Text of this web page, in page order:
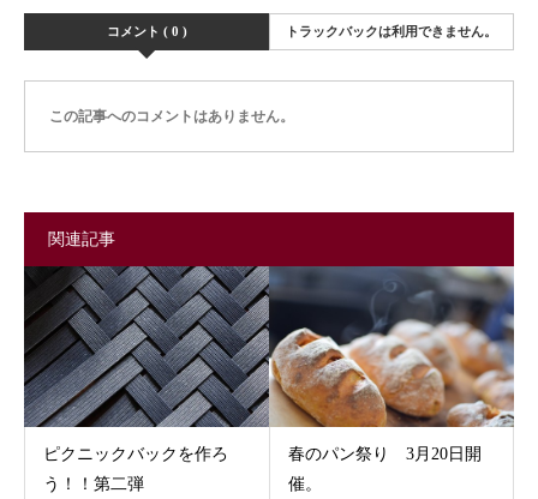
コメント ( 0 ) トラックバックは利用できません。
この記事へのコメントはありません。
関連記事
ピクニックバックを作ろ
う！！第二弾
春のパン祭り 3月20日開
催。